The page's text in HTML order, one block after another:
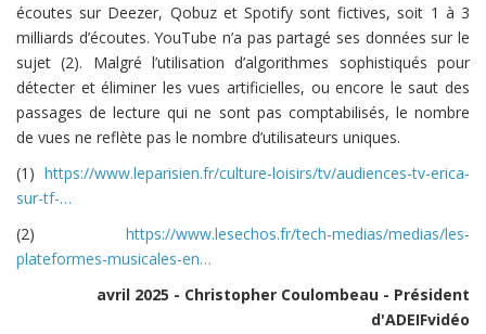
écoutes sur Deezer, Qobuz et Spotify sont fictives, soit 1 à 3
milliards d’écoutes. YouTube n’a pas partagé ses données sur le
sujet (2). Malgré l’utilisation d’algorithmes sophistiqués pour
détecter et éliminer les vues artificielles, ou encore le saut des
passages de lecture qui ne sont pas comptabilisés, le nombre
de vues ne reflète pas le nombre d’utilisateurs uniques.
(1) https://www.leparisien.fr/culture-loisirs/tv/audiences-tv-erica-
sur-tf-…
(2) https://www.lesechos.fr/tech-medias/medias/les-
plateformes-musicales-en…
avril 2025 - Christopher Coulombeau - Président
d'ADEIFvidéo